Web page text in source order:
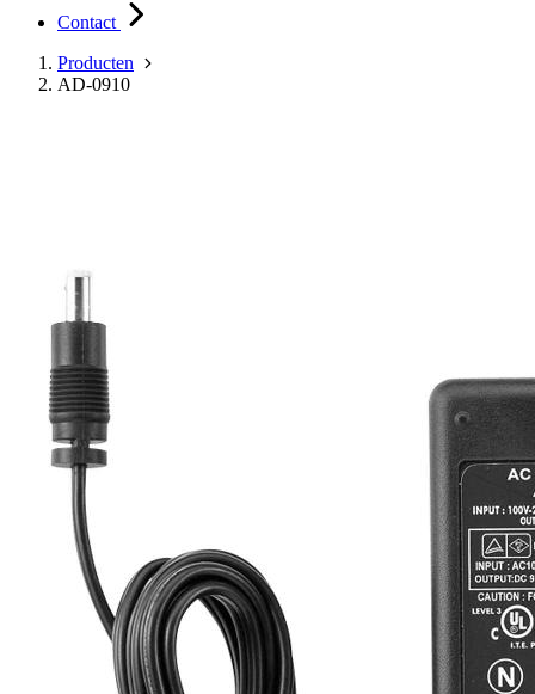
Contact
Producten
AD-0910